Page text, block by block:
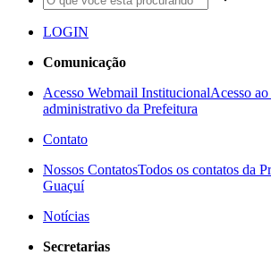
LOGIN
Comunicação
Acesso Webmail InstitucionalAcesso
administrativo da Prefeitura
Contato
Nossos ContatosTodos os contatos da
Guaçuí
Notícias
Secretarias